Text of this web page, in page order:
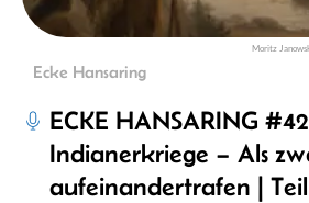
Moritz
Ecke Hansaring
ECKE HANSARING
Indianerkriege – Als
aufeinandertrafen | Teil